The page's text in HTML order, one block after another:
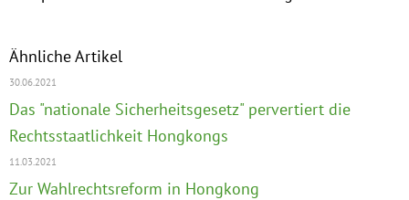
Ähnliche Artikel
30.06.2021
Das "nationale Sicherheitsgesetz" pervertiert die
Rechtsstaatlichkeit Hongkongs
11.03.2021
Zur Wahlrechtsreform in Hongkong